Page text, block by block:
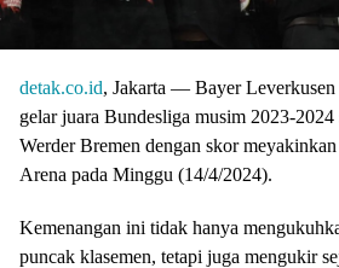
detak.co.id, Jakarta — Bayer Leverkusen
gelar juara Bundesliga musim 2023-
Werder Bremen dengan skor
Arena pada Minggu (14/4/2024).
Kemenangan ini tidak hanya
puncak klasemen, tetapi juga mengukir